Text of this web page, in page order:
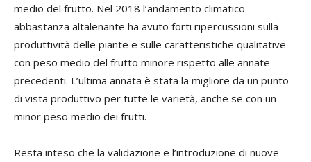
medio del frutto. Nel 2018 l’andamento climatico
abbastanza altalenante ha avuto forti ripercussioni sulla
produttività delle piante e sulle caratteristiche qualitative
con peso medio del frutto minore rispetto alle annate
precedenti. L’ultima annata è stata la migliore da un punto
di vista produttivo per tutte le varietà, anche se con un
minor peso medio dei frutti.
Resta inteso che la validazione e l’introduzione di nuove